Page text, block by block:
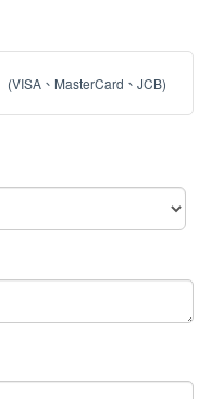
(VISA、MasterCard、JCB)